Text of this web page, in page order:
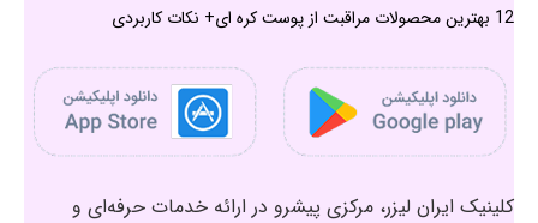
12 بهترین محصولات مراقبت از پوست کره ای+ نکات کاربردی
کلینیک ایران لیزر، مرکزی پیشرو در ارائه خدمات حرفه‌ای و